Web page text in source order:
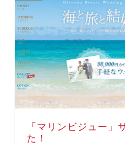
「マリンビジュー」
た！